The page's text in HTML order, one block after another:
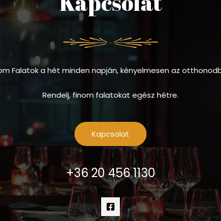
Falatok a hét minden napján, kényelmesen az
Rendelj, finom falatokat egész hétre.
Kapcsolat
+36 20 456 1130